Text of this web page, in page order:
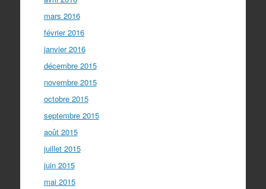
mars 2016
février 2016
janvier 2016
décembre 2015
novembre 2015
octobre 2015
septembre 2015
août 2015
juillet 2015
juin 2015
mai 2015